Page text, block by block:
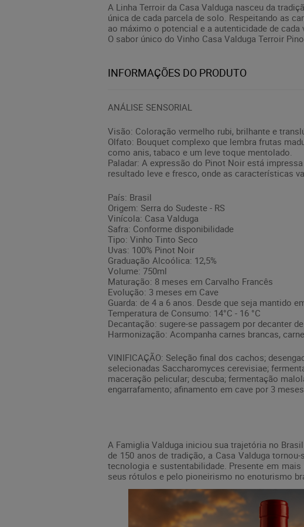
A Linha Terroir da Casa Valduga nasceu da
única de cada parcela de solo. Respeitando as
ao máximo o potencial e a autenticidade de cada
O sabor único do Vinho Casa Valduga Terroir
INFORMAÇÕES DO PRODUTO
ANÁLISE SENSORIAL
Visão: Coloração vermelho rubi, brilhante e
Olfato: Bouquet complexo que lembra frutas
como anis, tabaco e um leve toque mentolado.
Paladar: A expressão do Pinot Noir está
resultado leve e fresco, onde as características
País: Brasil
Origem: Serra do Sudeste - RS
Vinícola: Casa Valduga
Safra: Conforme disponibilidade
Tipo: Vinho Tinto Seco
Uvas: 100% Pinot Noir
Graduação Alcoólica: 12,5%
Volume: 750ml
Maturação: 8 meses em Carvalho Francês
Evolução: 3 meses em Cave
Guarda: de 4 a 6 anos. Desde que seja mantido
Temperatura de Consumo: 14°C - 16 °C
Decantação: sugere-se passagem por decanter
Harmonização: Acompanha carnes brancas,
VINIFICAÇÃO: Seleção final dos cachos;
selecionadas Saccharomyces cerevisiae;
maceração pelicular; descuba; fermentação
engarrafamento; afinamento em cave por 3
A Famiglia Valduga iniciou sua trajetória no
de 150 anos de tradição, a Casa Valduga
tecnologia e sustentabilidade. Presente em
seus rótulos e pelo pioneirismo no enoturismo